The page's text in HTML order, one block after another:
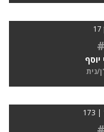
#
יוסף
נית